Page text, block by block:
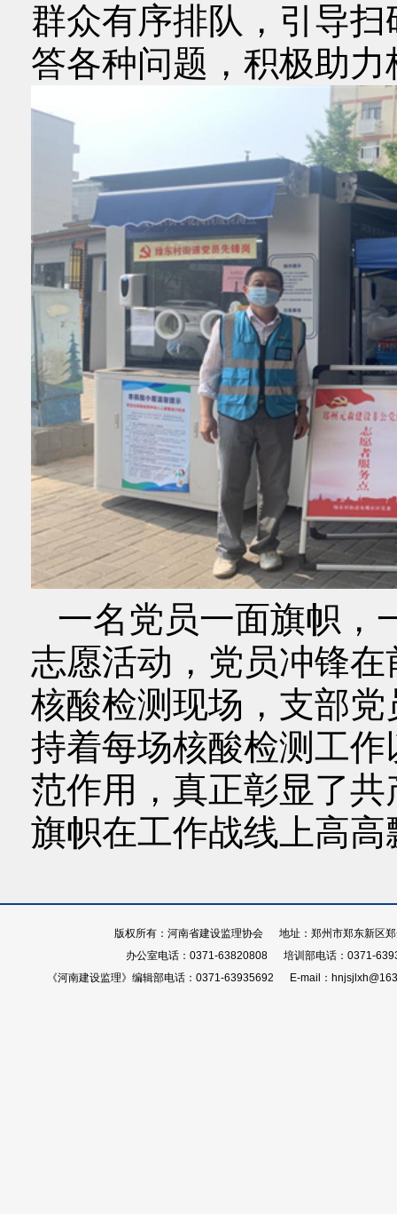
群众有序排队，引导
答各种问题，积极助
一名党员一面旗帜，
志愿活动，党员冲锋
核酸检测现场，支部
持着每场核酸检测工
范作用，真正彰显了
旗帜在工作战线上高高
版权所有：河南省建设监理协会 地址：郑州市郑东新区
办公室电话：0371-63820808 培训部电话：0371-
《河南建设监理》编辑部电话：0371-63935692 E-mail：